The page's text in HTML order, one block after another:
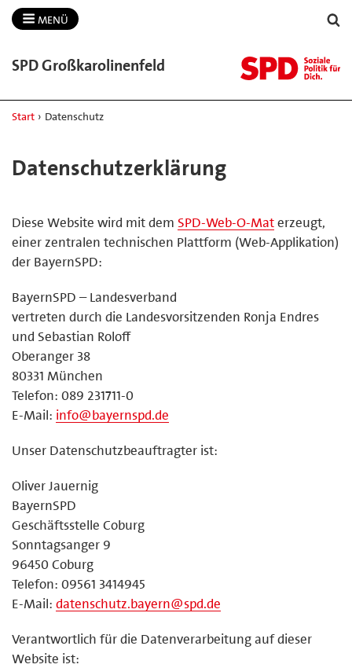
MENÜ
SPD Großkarolinenfeld
Start › Datenschutz
Datenschutzerklärung
Diese Website wird mit dem SPD-Web-O-Materzeugt,
einer zentralen technischen Plattform (Web-Applikation)
der BayernSPD:
BayernSPD – Landesverband
vertreten durch die Landesvorsitzenden Ronja Endres
und Sebastian Roloff
Oberanger 38
80331 München
Telefon: 089 231711-0
E-Mail: info@bayernspd.de
Unser Datenschutzbeauftragter ist:
Oliver Jauernig
BayernSPD
Geschäftsstelle Coburg
Sonntagsanger 9
96450 Coburg
Telefon: 09561 3414945
E-Mail: datenschutz.bayern@spd.de
Verantwortlich für die Datenverarbeitung auf dieser
Website ist: